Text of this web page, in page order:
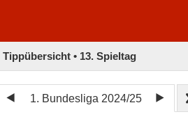
Tippübersicht • 13. Spieltag
1. Bundesliga 2024/25